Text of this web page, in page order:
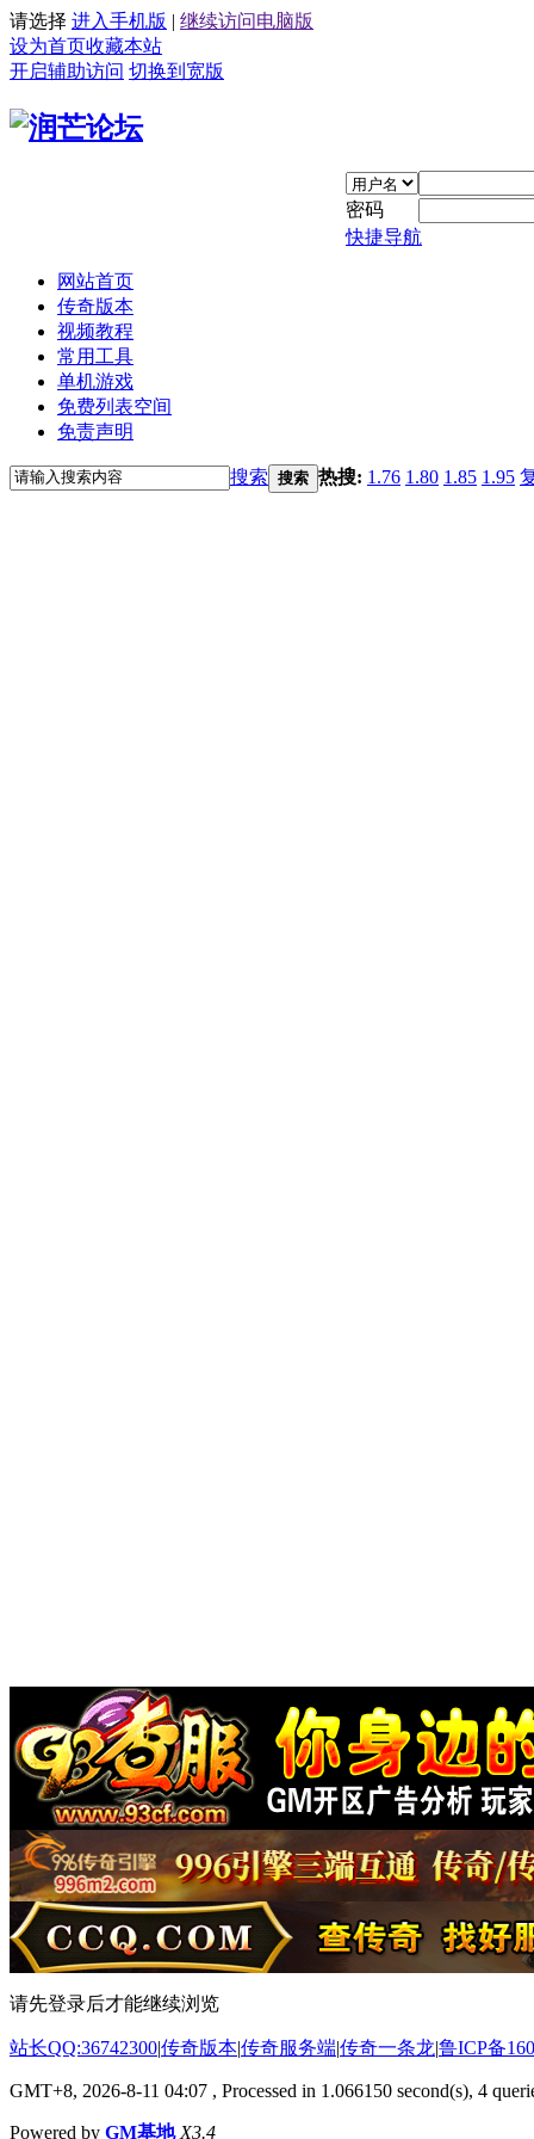
请选择 进入手机版 | 继续访问电脑版
设为首页收藏本站
开启辅助访问 切换到宽版
密码
快捷导航
网站首页
传奇版本
视频教程
常用工具
单机游戏
免费列表空间
免责声明
搜索 搜索 热搜: 1.76 1.80 1.85 1.95
请先登录后才能继续浏览
站长QQ:36742300|传奇版本|传奇服务端|传奇一条龙|鲁ICP备
GMT+8, 2026-8-11 04:07 , Processed in 1.066150 second(s), 4
Powered by GM基地 X3.4